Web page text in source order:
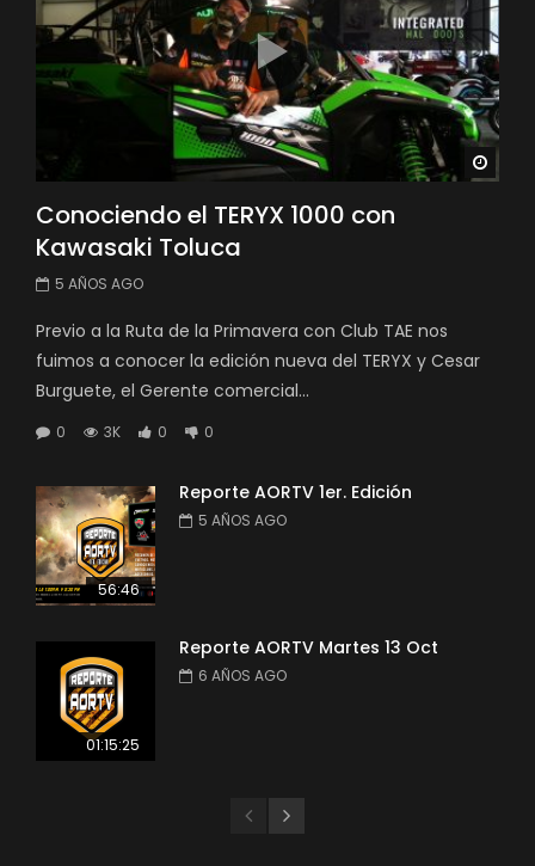
Conociendo el TERYX 1000 con
Kawasaki Toluca
5 AÑOS AGO
Previo a la Ruta de la Primavera con Club TAE nos
fuimos a conocer la edición nueva del TERYX y Cesar
Burguete, el Gerente comercial...
0 3K 0 0
56:46
Reporte AORTV 1er. Edición
5 AÑOS AGO
01:15:25
Reporte AORTV Martes 13 Oct
6 AÑOS AGO